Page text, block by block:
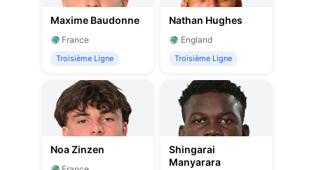
Maxime Baudonne
France
Troisième Ligne
Nathan Hughes
England
Troisième Ligne
Noa Zinzen
Shingarai
Manyarara